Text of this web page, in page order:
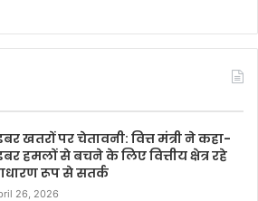
खतरों पर चेतावनी: वित्त मंत्री ने कहा-
हमलों से बचने के लिए वित्तीय क्षेत्र रहे
रूप से सतर्क
26, 2026